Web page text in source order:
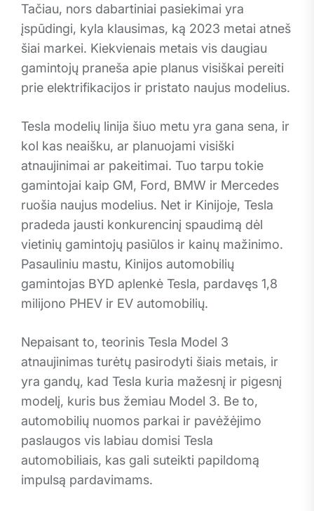
Tačiau, nors dabartiniai pasiekimai yra
įspūdingi, kyla klausimas, ką 2023 metai atneš
šiai markei. Kiekvienais metais vis daugiau
gamintojų praneša apie planus visiškai pereiti
prie elektrifikacijos ir pristato naujus modelius.
Tesla modelių linija šiuo metu yra gana sena, ir
kol kas neaišku, ar planuojami visiški
atnaujinimai ar pakeitimai. Tuo tarpu tokie
gamintojai kaip GM, Ford, BMW ir Mercedes
ruošia naujus modelius. Net ir Kinijoje, Tesla
pradeda jausti konkurencinį spaudimą dėl
vietinių gamintojų pasiūlos ir kainų mažinimo.
Pasauliniu mastu, Kinijos automobilių
gamintojas BYD aplenkė Tesla, pardavęs 1,8
milijono PHEV ir EV automobilių.
Nepaisant to, teorinis Tesla Model 3
atnaujinimas turėtų pasirodyti šiais metais, ir
yra gandų, kad Tesla kuria mažesnį ir pigesnį
modelį, kuris bus žemiau Model 3. Be to,
automobilių nuomos parkai ir pavėžėjimo
paslaugos vis labiau domisi Tesla
automobiliais, kas gali suteikti papildomą
impulsą pardavimams.